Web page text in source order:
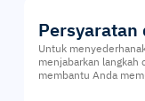
Persyaratan
Untuk
menjabarkan langkah
membantu Anda